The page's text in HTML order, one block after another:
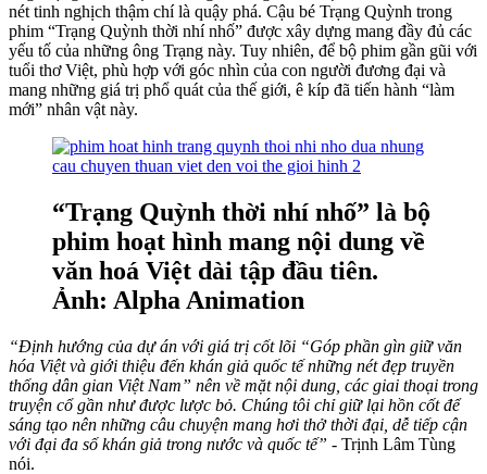
nét tinh nghịch thậm chí là quậy phá. Cậu bé Trạng Quỳnh trong
phim “Trạng Quỳnh thời nhí nhố” được xây dựng mang đầy đủ các
yếu tố của những ông Trạng này. Tuy nhiên, để bộ phim gần gũi với
tuổi thơ Việt, phù hợp với góc nhìn của con người đương đại và
mang những giá trị phổ quát của thế giới, ê kíp đã tiến hành “làm
mới” nhân vật này.
“Trạng Quỳnh thời nhí nhố” là bộ
phim hoạt hình mang nội dung về
văn hoá Việt dài tập đầu tiên.
Ảnh: Alpha Animation
“Định hướng của dự án với giá trị cốt lõi “Góp phần gìn giữ văn
hóa Việt và giới thiệu đến khán giả quốc tế những nét đẹp truyền
thống dân gian Việt Nam” nên về mặt nội dung, các giai thoại trong
truyện cổ gần như được lược bỏ. Chúng tôi chỉ giữ lại hồn cốt để
sáng tạo nên những câu chuyện mang hơi thở thời đại, dễ tiếp cận
với đại đa số khán giả trong nước và quốc tế” - Trịnh Lâm Tùng
nói.